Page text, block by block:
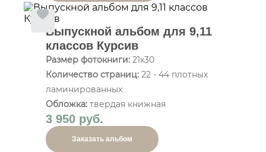
Выпускной альбом для 9,11
классов Курсив
Размер фотокниги: 21х30
Количество страниц: 22 - 44 плотных
ламинированных
Обложка: твердая книжная
3 950 руб.
Заказать альбом